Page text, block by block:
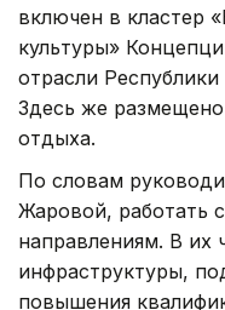
включен в кластер
культуры»
отрасли
Здесь же
отдыха.
По словам
Жаровой, работать
направлениям. В их
инфраструктуры,
повышения